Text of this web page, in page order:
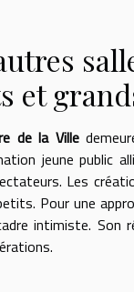
et
de la Ville
jeune public
Les
Pour une
intimiste. Son